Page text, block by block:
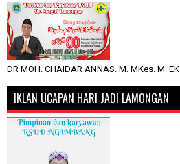
DR MOH. CHAIDAR ANNAS. M. MKes. M. EK
IKLAN UCAPAN HARI JADI LAMONGAN